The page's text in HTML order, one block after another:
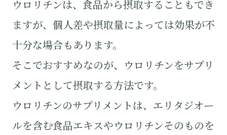
ウロリチンは、食品から摂取することもでき
ますが、個人差や摂取量によっては効果が不
十分な場合もあります。
そこでおすすめなのが、ウロリチンをサプリ
メントとして摂取する方法です。
ウロリチンのサプリメントは、エリタジオー
ルを含む食品エキスやウロリチンそのものを